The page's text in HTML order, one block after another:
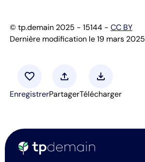
© tp.demain 2025 - 15144 - CC BY
Dernière modification le 19 mars 2025
favorite
Enregistrer
upload
Partager
download
Télécharger